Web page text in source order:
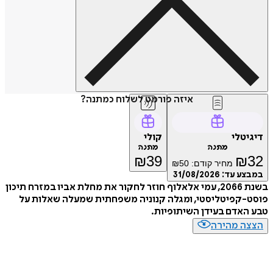
איזה פורמט לשלוח כמתנה?
₪ מחיר קודם: ₪50
עד:31/08/2026
₪ 39
בשנת 2066, עמי אלאלוף חוזר לחקור את מחלת אביו במזרח תיכון
קפיטליסטי, ומגלה קנוניה משפחתית שמעלה שאלות על
בעידן השיתופיות.
מהירה